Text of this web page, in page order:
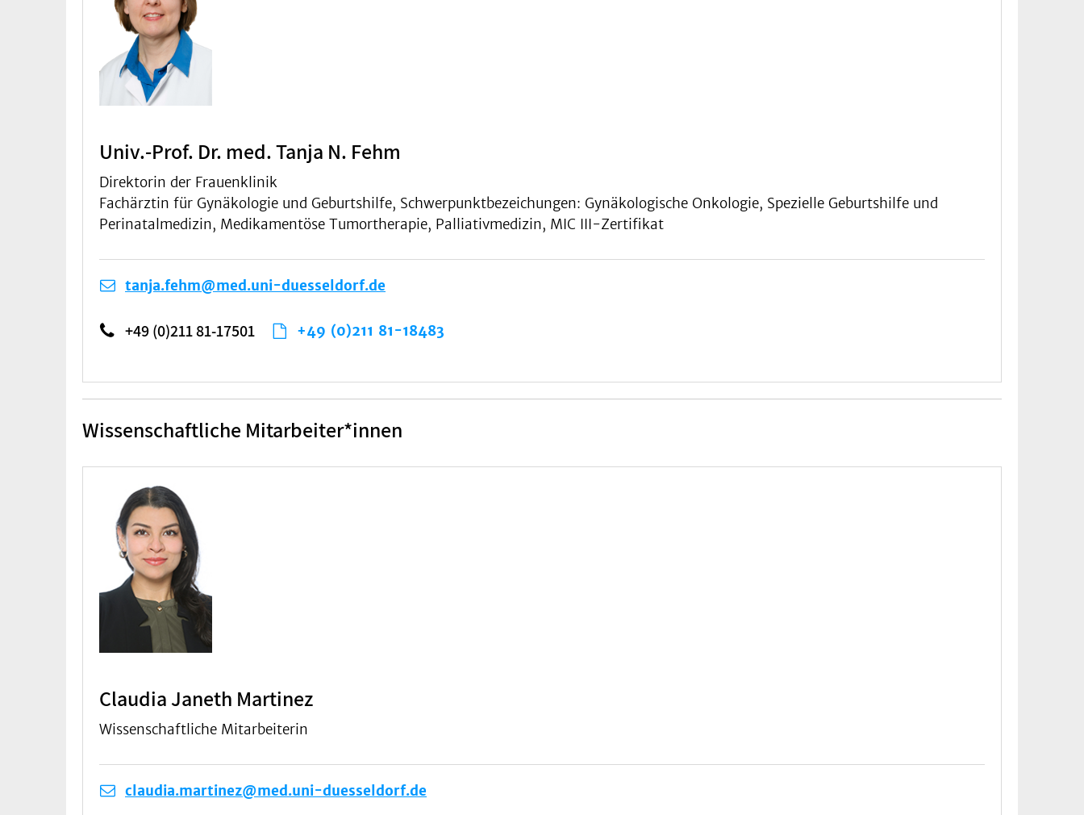
Univ.-Prof. Dr. med. Tanja N. Fehm
Direktorin der Frauenklinik
Fachärztin für Gynäkologie und Geburtshilfe, Schwerpunktbezeichungen: Gynäkologische Onkologie, Spezielle Geburtshilfe und
Perinatalmedizin, Medikamentöse Tumortherapie, Palliativmedizin, MIC III-Zertifikat
tanja.fehm@med.uni-duesseldorf.de
+49 (0)211 81-17501 +49 (0)211 81-18483
Wissenschaftliche Mitarbeiter*innen
Claudia Janeth Martinez
Wissenschaftliche Mitarbeiterin
claudia.martinez@med.uni-duesseldorf.de